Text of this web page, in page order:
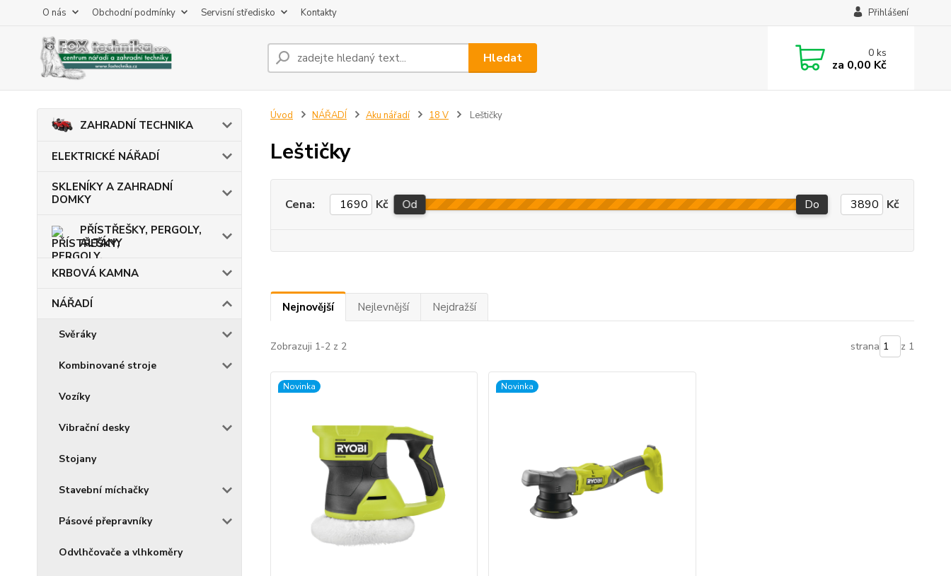
O nás Obchodní podmínky Servisní středisko Kontakty Přihlášení
Hledat 0ks
za 0,00 Kč
ZAHRADNÍ TECHNIKA
ELEKTRICKÉ NÁŘADÍ
SKLENÍKY A ZAHRADNÍ
DOMKY
PŘÍSTŘEŠKY, PERGOLY,
ALTÁNY
KRBOVÁ KAMNA
NÁŘADÍ
Svěráky
Kombinované stroje
Vozíky
Vibrační desky
Stojany
Stavební míchačky
Pásové přepravníky
Odvlhčovače a vlhkoměry
Úvod NÁŘADÍ Aku nářadí 18 V Leštičky
Leštičky
Cena: Kč Od Do Kč
Nejnovější Nejlevnější Nejdražší
Zobrazuji 1-2 z 2 strana z 1
Novinka Novinka